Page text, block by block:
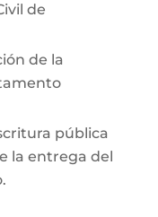
de
de la
pública
la entrega del